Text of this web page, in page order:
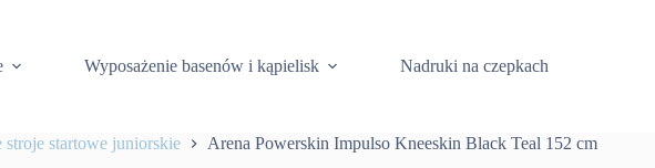
Wyposażenie basenów i kąpielisk Nadruki na czepkach
stroje startowe juniorskie Arena Powerskin Impulso Kneeskin Black Teal 152 cm